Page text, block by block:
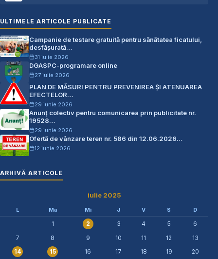
ULTIMELE ARTICOLE PUBLICATE
Campanie de testare gratuită pentru sănătatea ficatului,
desfășurată…
31 iulie 2026
DGASPC-programare online
27 iulie 2026
PLAN DE MĂSURI PENTRU PREVENIREA ŞI ATENUAREA
EFECTELOR…
29 iunie 2026
Anunț colectiv pentru comunicarea prin publicitate nr.
19528…
29 iunie 2026
Ofertă de vânzare teren nr. 586 din 12.06.2026…
12 iunie 2026
ARHIVĂ ARTICOLE
iulie 2025
L Ma Mi J V S D
1 2 3 4 5
6
7
8 9 10 11 12
13
14
15 16 17 18 19
20